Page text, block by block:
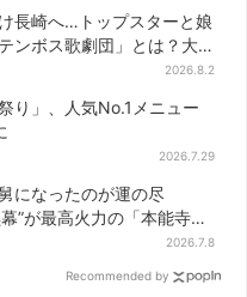
長崎へ…トップスターと娘
ンボス歌劇団」とは？大
2026.8.2
り」、人気No.1メニュー
2026.7.29
になったのが運の尽
”が最高火力の「本能寺」
2026.7.8
Recommended by